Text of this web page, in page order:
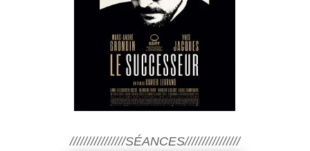
////////////////SÉANCES////////////////